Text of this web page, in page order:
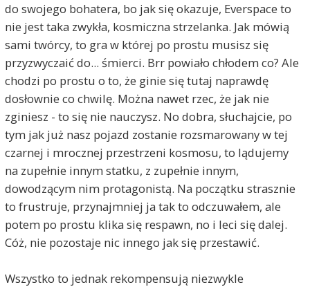
do swojego bohatera, bo jak się okazuje, Everspace to
nie jest taka zwykła, kosmiczna strzelanka. Jak mówią
sami twórcy, to gra w której po prostu musisz się
przyzwyczaić do... śmierci. Brr powiało chłodem co? Ale
chodzi po prostu o to, że ginie się tutaj naprawdę
dosłownie co chwilę. Można nawet rzec, że jak nie
zginiesz - to się nie nauczysz. No dobra, słuchajcie, po
tym jak już nasz pojazd zostanie rozsmarowany w tej
czarnej i mrocznej przestrzeni kosmosu, to lądujemy
na zupełnie innym statku, z zupełnie innym,
dowodzącym nim protagonistą. Na początku strasznie
to frustruje, przynajmniej ja tak to odczuwałem, ale
potem po prostu klika się respawn, no i leci się dalej.
Cóż, nie pozostaje nic innego jak się przestawić.
Wszystko to jednak rekompensują niezwykle